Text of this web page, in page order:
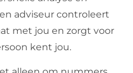
adviseur controleert
met jou en zorgt voor
kent jou.